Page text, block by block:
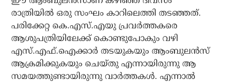
രാത്രിയില്‍ ഒരു സംഘം കാറിലെത്തി തടഞ്ഞത്.
പരിക്കേറ്റ കെ.എസ്.എയു പ്രവര്‍ത്തകരെ
ആശുപത്രിയിലേക്ക് കൊണ്ടുപോകും വഴി
എസ്.എഫ്.ഐക്കാര്‍ തടയുകയും ആംബുലന്‍സ്
ആക്രമിക്കുകയും ചെയ്തു എന്നായിരുന്നു ആ
സമയത്തുണ്ടായിരുന്നു വാര്‍ത്തകള്‍. എന്നാല്‍